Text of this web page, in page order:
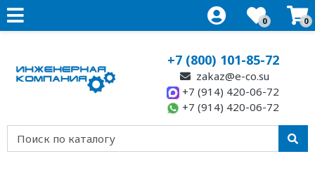
0 0
+7 (800) 101-85-72
zakaz@e-co.su
+7 (914) 420-06-72
+7 (914) 420-06-72